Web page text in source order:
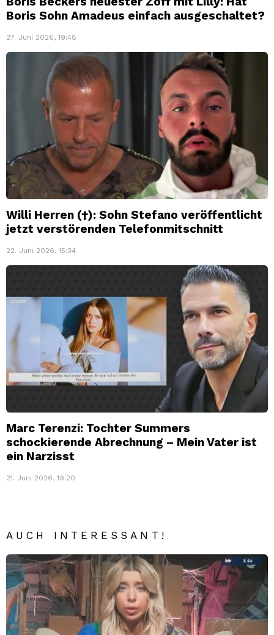
Boris Sohn Amadeus einfach ausgeschaltet?
27. Juni 2026, 19:48
Willi Herren (†): Sohn Stefano veröffentlicht
jetzt verstörenden Telefonmitschnitt
22. Juni 2026, 15:34
Marc Terenzi: Tochter Summers
schockierende Abrechnung – Mein Vater ist
ein Narzisst
21. Juni 2026, 19:20
AUCH INTERESSANT!